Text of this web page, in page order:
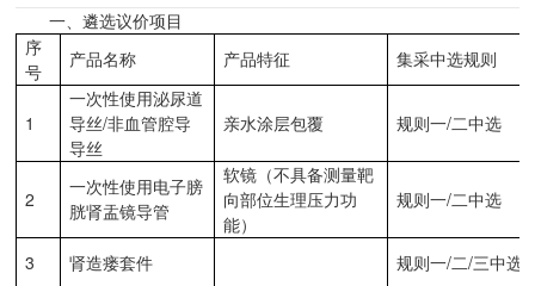
一、遴选议价项目
序
号
产品名称 产品特征 集采中选规则
1
一次性使用泌尿道
导丝/非血管腔导
导丝
亲水涂层包覆 规则一/二中选
2
一次性使用电子膀
胱肾盂镜导管
软镜（不具备测量靶
向部位生理压力功
能）
规则一/二中选
3 肾造瘘套件
规则一/二/三中选